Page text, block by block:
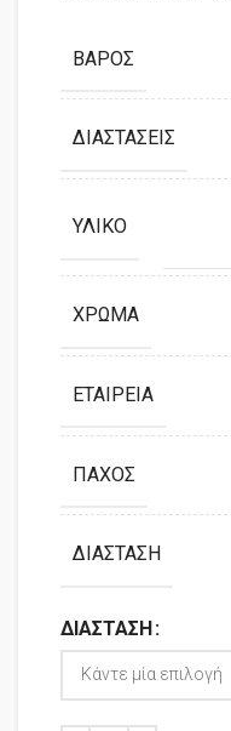
ΒΆΡΟΣ
ΔΙΑΣΤΆΣΕΙΣ
ΥΛΙΚΌ
ΧΡΏΜΑ
ΕΤΑΙΡΕΊΑ
ΠΆΧΟΣ
ΔΙΆΣΤΑΣΗ
ΔΙΆΣΤΑΣΗ